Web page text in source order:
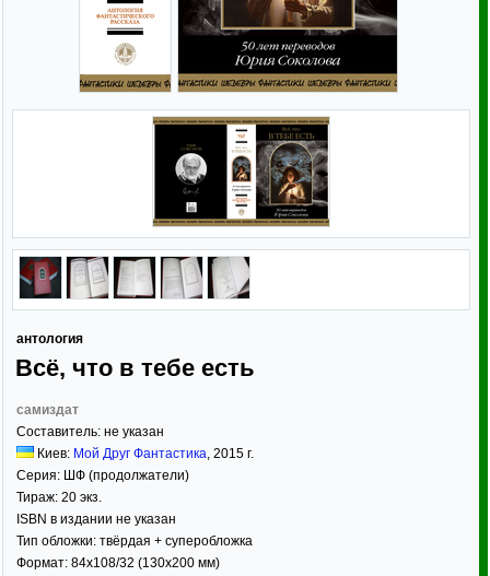
антология
Всё, что в тебе есть
самиздат
Составитель: не указан
Киев: Мой Друг Фантастика, 2015 г.
Серия: ШФ (продолжатели)
Тираж: 20 экз.
ISBN в издании не указан
Тип обложки: твёрдая + суперобложка
Формат: 84x108/32 (130x200 мм)